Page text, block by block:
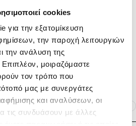
cookies
για την εξατομίκευση
την παροχή λειτουργιών
την ανάλυση της
μοιραζόμαστε
τον τρόπο που
μας με συνεργάτες
και αναλύσεων, οι
τις συνδυάσουν με άλλες